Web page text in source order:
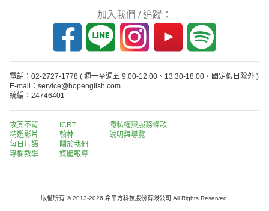
加入我們 / 追蹤：
電話：02-2727-1778 ( 週一至週五 9:00-12:00、13:30-18:00，國定假日除外 )
E-mail：service@hopenglish.com
統編：24746401
攻其不背
精選影片
每日片語
專欄教學
ICRT
翰林
關於我們
媒體報導
隱私權與服務條款
說明與導覽
版權所有 © 2013-2026 希平方科技股份有限公司 All Rights Reserved.